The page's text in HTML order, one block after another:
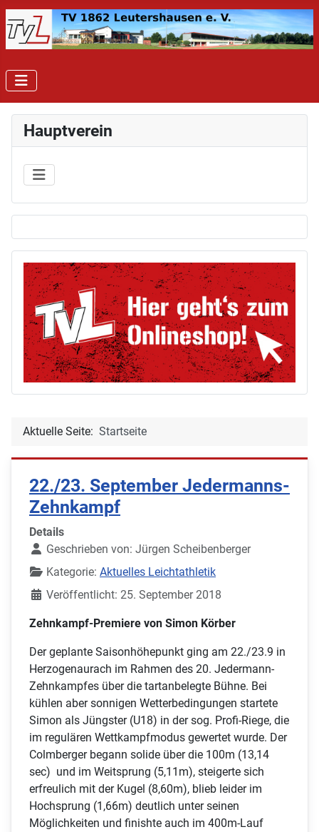
Hauptverein
Aktuelle Seite: Startseite
22./23. September Jedermanns-
Zehnkampf
Details
Geschrieben von: Jürgen Scheibenberger
Kategorie: Aktuelles Leichtathletik
Veröffentlicht: 25. September 2018
Zehnkampf-Premiere von Simon Körber
Der geplante Saisonhöhepunkt ging am 22./23.9 in
Herzogenaurach im Rahmen des 20. Jedermann-
Zehnkampfes über die tartanbelegte Bühne. Bei
kühlen aber sonnigen Wetterbedingungen startete
Simon als Jüngster (U18) in der sog. Profi-Riege, die
im regulären Wettkampfmodus gewertet wurde. Der
Colmberger begann solide über die 100m (13,14
sec) und im Weitsprung (5,11m), steigerte sich
erfreulich mit der Kugel (8,60m), blieb leider im
Hochsprung (1,66m) deutlich unter seinen
Möglichkeiten und finishte auch im 400m-Lauf